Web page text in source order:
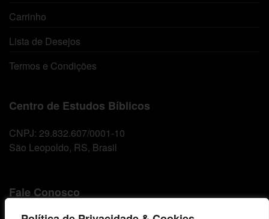
Carrinho
Lista de Desejos
Termos e Condições
Centro de Estudos Bíblicos
CNPJ: 29.832.607/0001-10
São Leopoldo, RS, Brasil
Fale Conosco